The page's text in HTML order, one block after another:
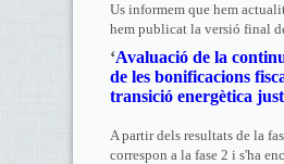
Us informem que hem
hem publicat la versió final
‘Avaluació de la
de les bonificacions
transició energètica
A partir dels resultats de la
correspon a la fase 2 i s'ha